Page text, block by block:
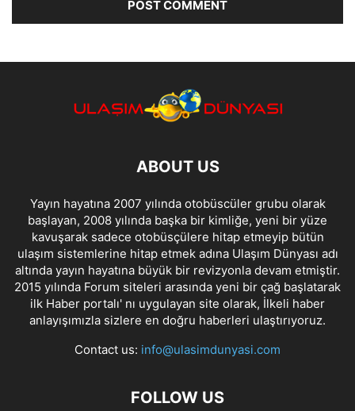
ABOUT US
Yayın hayatına 2007 yılında otobüscüler grubu olarak
başlayan, 2008 yılında başka bir kimliğe, yeni bir yüze
kavuşarak sadece otobüsçülere hitap etmeyip bütün
ulaşım sistemlerine hitap etmek adına Ulaşım Dünyası adı
altında yayın hayatına büyük bir revizyonla devam etmiştir.
2015 yılında Forum siteleri arasında yeni bir çağ başlatarak
ilk Haber portalı' nı uygulayan site olarak, İlkeli haber
anlayışımızla sizlere en doğru haberleri ulaştırıyoruz.
Contact us: info@ulasimdunyasi.com
FOLLOW US